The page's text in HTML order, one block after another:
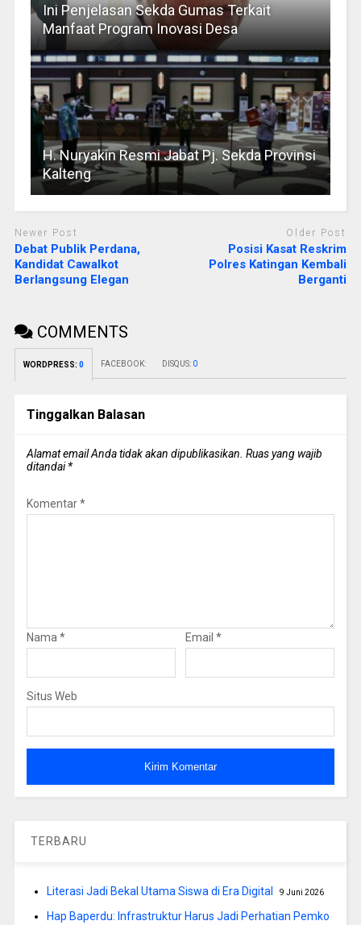
Ini Penjelasan Sekda Gumas Terkait
Manfaat Program Inovasi Desa
H. Nuryakin Resmi Jabat Pj. Sekda Provinsi
Kalteng
Newer Post
Debat Publik Perdana,
Kandidat Cawalkot
Berlangsung Elegan
Older Post
Posisi Kasat Reskrim
Polres Katingan Kembali
Berganti
COMMENTS
WORDPRESS: 0 FACEBOOK: DISQUS: 0
Tinggalkan Balasan
Alamat email Anda tidak akan dipublikasikan. Ruas yang wajib
ditandai*
Komentar*
Nama* Email *
Situs Web
TERBARU
Literasi Jadi Bekal Utama Siswa di Era Digital 9 Juni 2026
Hap Baperdu: Infrastruktur Harus Jadi Perhatian Pemko